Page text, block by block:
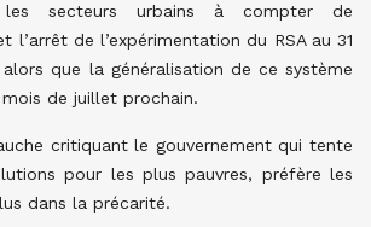
les secteurs urbains à compter de
l’arrêt de l’expérimentation du RSA au 31
que la généralisation de ce système
mois de juillet prochain.
critiquant le gouvernement qui tente
pour les plus pauvres, préfère les
dans la précarité.